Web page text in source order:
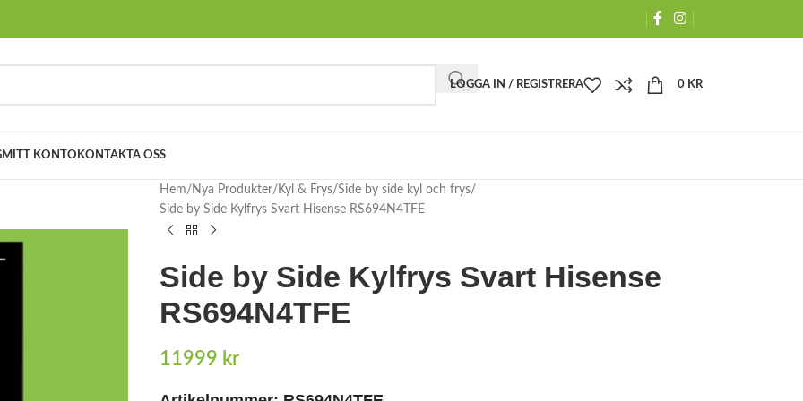
LOGGA IN / REGISTRERA 0 KR
MITT KONTO KONTAKTA OSS
Hem Nya Produkter Kyl & Frys Side by side kyl och frys
Side by Side Kylfrys Svart Hisense RS694N4TFE
Side by Side Kylfrys Svart Hisense
RS694N4TFE
11999 kr